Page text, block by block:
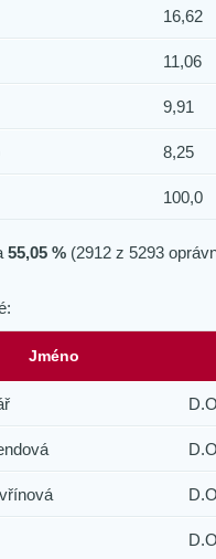
16,62
11,06
9,91
8,25
100,0
55,05 % (2912 z 5293
Jméno